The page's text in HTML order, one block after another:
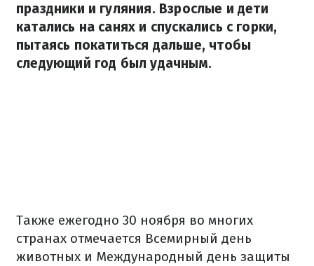
праздники и гуляния. Взрослые и дети
катались на санях и спускались с горки,
пытаясь покатиться дальше, чтобы
следующий год был удачным.
Также ежегодно 30 ноября во многих
странах отмечается Всемирный день
животных и Международный день защиты